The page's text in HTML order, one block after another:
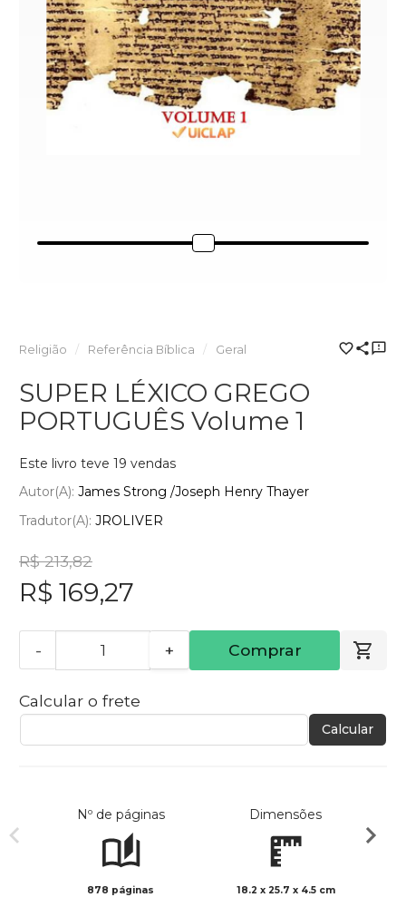
Religião Referência Bíblica Geral
SUPER LÉXICO GREGO
PORTUGUÊS Volume 1
Este livro teve 19 vendas
Autor(a): James Strong /Joseph Henry Thayer
Tradutor(a): JROLIVER
R$ 213,82
R$ 169,27
- + Comprar
Calcular o frete
Calcular
Nº de páginas
878 páginas
Dimensões
18.2 x 25.7 x 4.5 cm